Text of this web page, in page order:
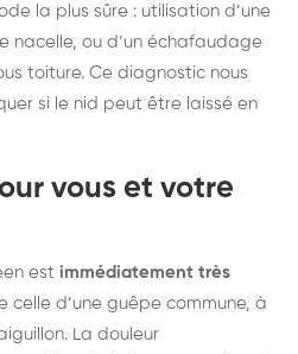
la plus sûre : utilisation d’une
nacelle, ou d’un échafaudage
toiture. Ce diagnostic nous
si le nid peut être laissé en
vous et votre
est immédiatement très
celle d’une guêpe commune, à
La douleur